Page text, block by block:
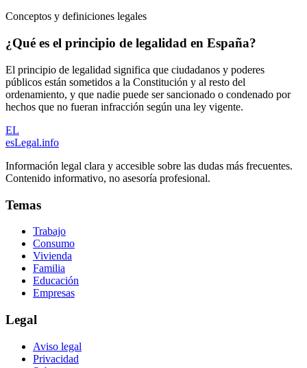
Conceptos y definiciones legales
¿Qué es el principio de legalidad en España?
El principio de legalidad significa que ciudadanos y poderes
públicos están sometidos a la Constitución y al resto del
ordenamiento, y que nadie puede ser sancionado o condenado por
hechos que no fueran infracción según una ley vigente.
EL
esLegal.info
Información legal clara y accesible sobre las dudas más frecuentes.
Contenido informativo, no asesoría profesional.
Temas
Trabajo
Consumo
Vivienda
Familia
Educación
Empresas
Legal
Aviso legal
Privacidad